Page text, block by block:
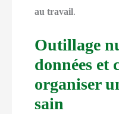
au travail.
Outillage
données et
organiser
sain